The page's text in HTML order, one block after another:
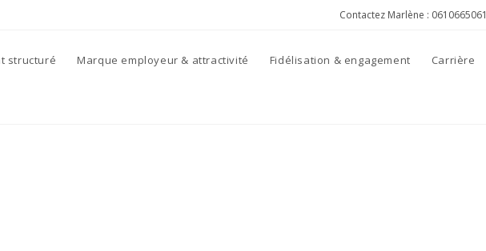
Contactez Marlène : 0610665061
structuré Marque employeur & attractivité Fidélisation & engagement Carrière